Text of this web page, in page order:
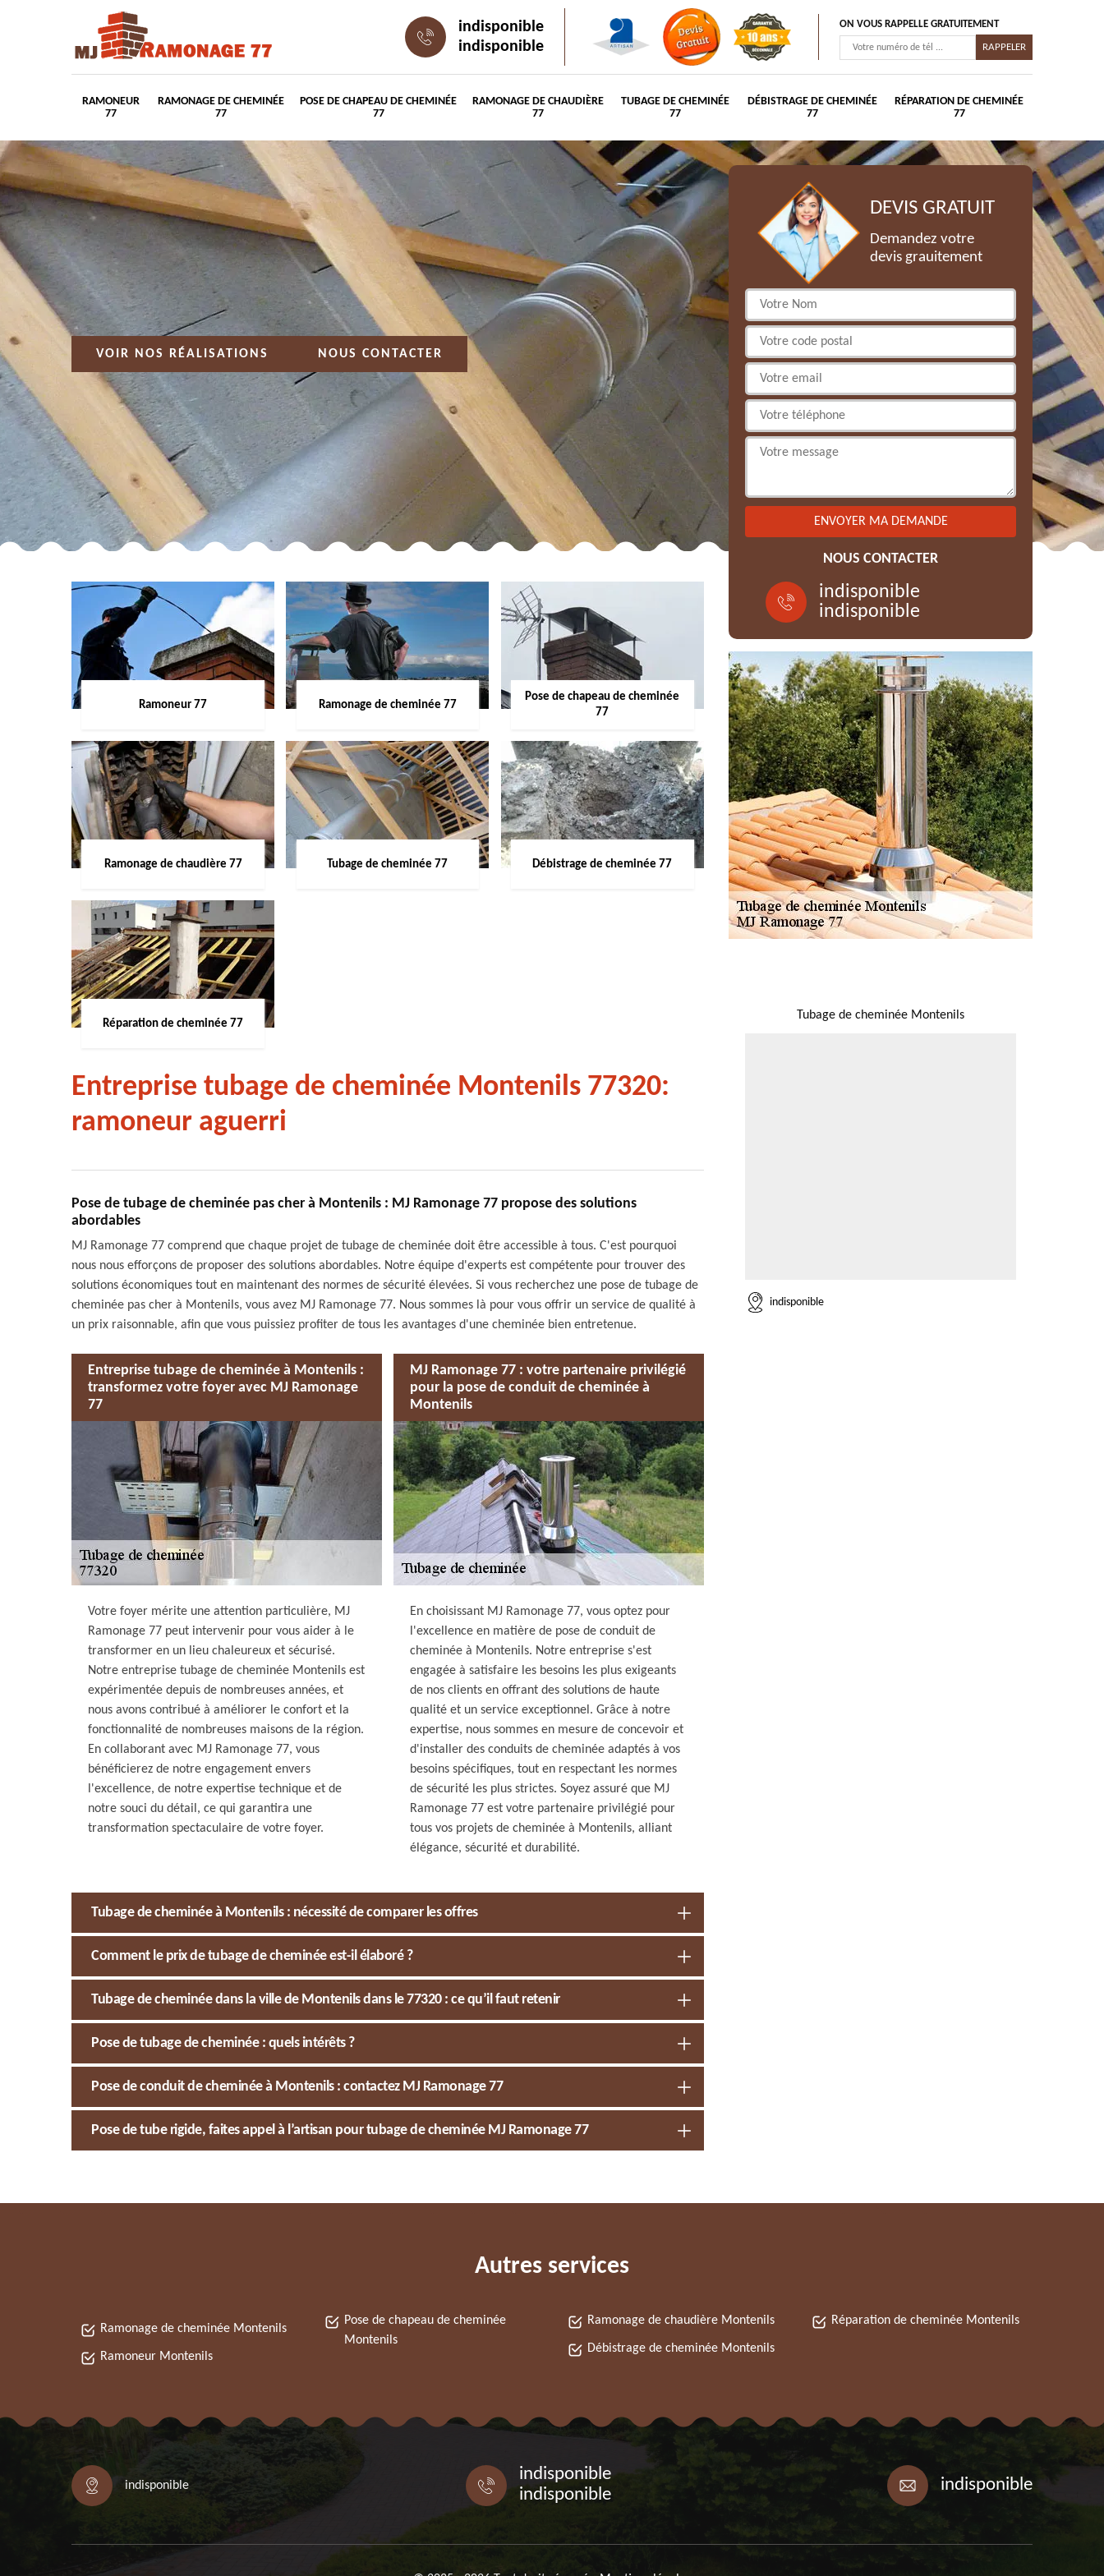
indisponible
indisponible
ON VOUS RAPPELLE GRATUITEMENT
RAMONEUR
77
RAMONAGE DE CHEMINÉE
77
POSE DE CHAPEAU DE CHEMINÉE
77
RAMONAGE DE CHAUDIÈRE
77
TUBAGE DE CHEMINÉE
77
DÉBISTRAGE DE CHEMINÉE
77
RÉPARATION DE CHEMINÉE
77
VOIR NOS RÉALISATIONS NOUS CONTACTER
Ramoneur 77 Ramonage de cheminée 77
Pose de chapeau de cheminée
77
Ramonage de chaudière 77 Tubage de cheminée 77 Débistrage de cheminée 77
Réparation de cheminée 77
Entreprise tubage de cheminée Montenils 77320:
ramoneur aguerri
Pose de tubage de cheminée pas cher à Montenils : MJ Ramonage 77 propose des solutions
abordables
MJ Ramonage 77 comprend que chaque projet de tubage de cheminée doit être accessible à tous. C'est pourquoi
nous nous efforçons de proposer des solutions abordables. Notre équipe d'experts est compétente pour trouver des
solutions économiques tout en maintenant des normes de sécurité élevées. Si vous recherchez une pose de tubage de
cheminée pas cher à Montenils, vous avez MJ Ramonage 77. Nous sommes là pour vous offrir un service de qualité à
un prix raisonnable, afin que vous puissiez profiter de tous les avantages d'une cheminée bien entretenue.
Entreprise tubage de cheminée à Montenils :
transformez votre foyer avec MJ Ramonage
77
Votre foyer mérite une attention particulière, MJ
Ramonage 77 peut intervenir pour vous aider à le
transformer en un lieu chaleureux et sécurisé.
Notre entreprise tubage de cheminée Montenils est
expérimentée depuis de nombreuses années, et
nous avons contribué à améliorer le confort et la
fonctionnalité de nombreuses maisons de la région.
En collaborant avec MJ Ramonage 77, vous
bénéficierez de notre engagement envers
l'excellence, de notre expertise technique et de
notre souci du détail, ce qui garantira une
transformation spectaculaire de votre foyer.
MJ Ramonage 77 : votre partenaire privilégié
pour la pose de conduit de cheminée à
Montenils
En choisissant MJ Ramonage 77, vous optez pour
l'excellence en matière de pose de conduit de
cheminée à Montenils. Notre entreprise s'est
engagée à satisfaire les besoins les plus exigeants
de nos clients en offrant des solutions de haute
qualité et un service exceptionnel. Grâce à notre
expertise, nous sommes en mesure de concevoir et
d'installer des conduits de cheminée adaptés à vos
besoins spécifiques, tout en respectant les normes
de sécurité les plus strictes. Soyez assuré que MJ
Ramonage 77 est votre partenaire privilégié pour
tous vos projets de cheminée à Montenils, alliant
élégance, sécurité et durabilité.
Tubage de cheminée à Montenils : nécessité de comparer les offres
Comment le prix de tubage de cheminée est-il élaboré ?
Tubage de cheminée dans la ville de Montenils dans le 77320 : ce qu’il faut retenir
Pose de tubage de cheminée : quels intérêts ?
Pose de conduit de cheminée à Montenils : contactez MJ Ramonage 77
Pose de tube rigide, faites appel à l’artisan pour tubage de cheminée MJ Ramonage 77
DEVIS GRATUIT
Demandez votre
devis grauitement
NOUS CONTACTER
indisponible
indisponible
Tubage de cheminée Montenils
indisponible
Autres services
Ramonage de cheminée Montenils
Ramoneur Montenils
Pose de chapeau de cheminée
Montenils
Ramonage de chaudière Montenils
Débistrage de cheminée Montenils
Réparation de cheminée Montenils
indisponible
indisponible
indisponible
indisponible